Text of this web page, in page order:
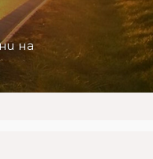
на